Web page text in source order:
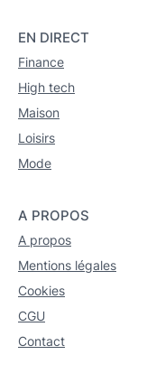
EN DIRECT
Finance
High tech
Maison
Loisirs
Mode
A PROPOS
A propos
Mentions légales
Cookies
CGU
Contact